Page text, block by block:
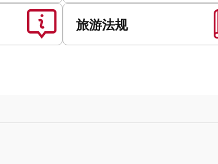
旅游法规